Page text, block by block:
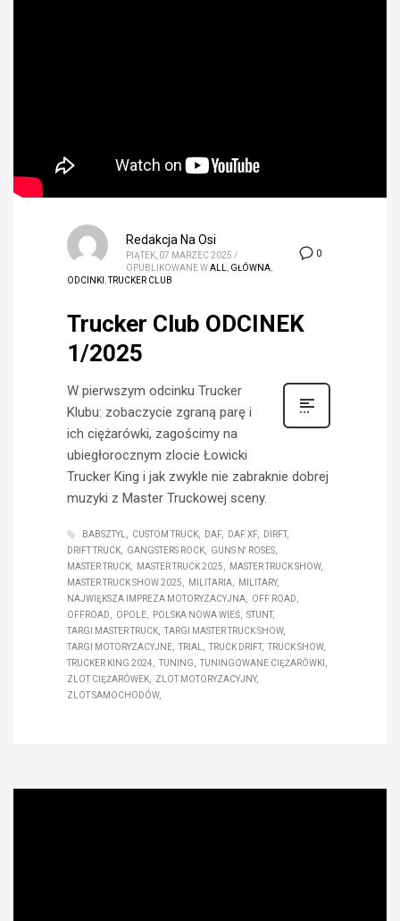
0
Redakcja Na Osi
PIĄTEK, 07 MARZEC 2025 /
OPUBLIKOWANE WALL GŁÓWNA
ODCINKI ,TRUCKER CLUB
Trucker Club ODCINEK
1/2025
W pierwszym odcinku Trucker
Klubu: zobaczycie zgraną parę i
ich ciężarówki, zagościmy na
ubiegłorocznym zlocie Łowicki
Trucker King i jak zwykle nie zabraknie dobrej
muzyki z Master Truckowej sceny.
BABSZTYL CUSTOM TRUCK DAF DAF XF
DIRFT
DRIFT TRUCK
GANGSTERS ROCK
GUNS N' ROSES
MASTER TRUCK
MASTER TRUCK 2025
MASTER TRUCK SHOW
MASTER TRUCK SHOW 2025
MILITARIA
MILITARY
NAJWIĘKSZA IMPREZA MOTORYZACYJNA
OFF ROAD
OFFROAD
OPOLE POLSKA NOWA WIEŚ
STUNT
TARGI MASTER TRUCK
TARGI MASTER TRUCK SHOW
TARGI MOTORYZACYJNE
TRIAL TRUCK DRIFT
TRUCK SHOW
TRUCKER KING 2024
TUNING
TUNINGOWANE CIĘŻARÓWKI
ZLOT CIĘŻARÓWEK
ZLOT MOTORYZACYJNY
ZLOT SAMOCHODÓW